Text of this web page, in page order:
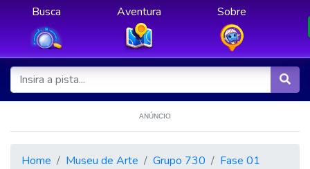
Busca Aventura Sobre
ANÚNCIO
Home Museu de Arte Grupo 730
Fase 01